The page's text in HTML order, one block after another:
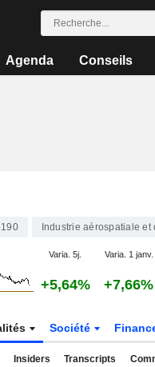
Agenda Conseils
Industrie aérospatiale et
Varia. 5j. Varia. 1 janv.
+5,64% +7,66%
Société
Insiders Transcripts